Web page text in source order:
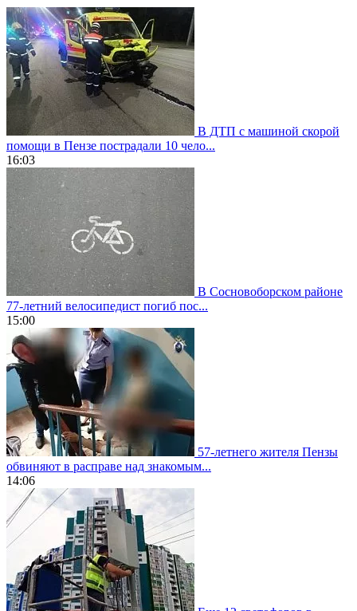
В ДТП с машиной скорой
помощи в Пензе пострадали 10 чело...
16:03
В Сосновоборском районе
77-летний велосипедист погиб пос...
15:00
57-летнего жителя Пензы
обвиняют в расправе над знакомым...
14:06